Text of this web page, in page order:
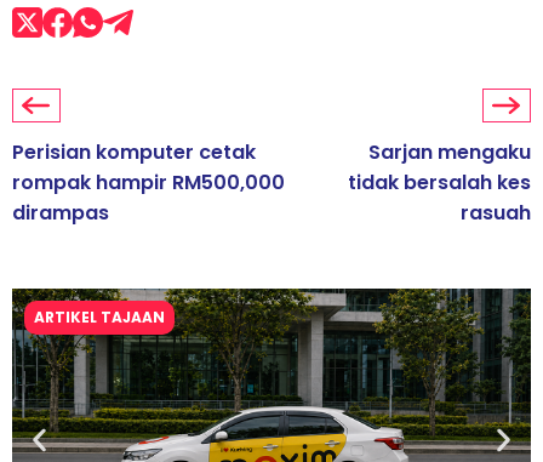
Perisian komputer cetak
rompak hampir RM500,000
dirampas
Sarjan mengaku
tidak bersalah kes
rasuah
ARTIKEL TAJAAN